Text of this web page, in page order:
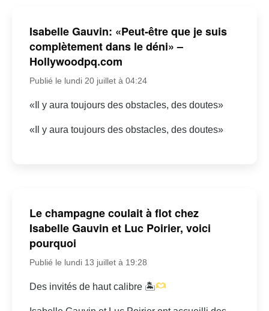
Isabelle Gauvin: «Peut-être que je suis
complètement dans le déni» –
Hollywoodpq.com
Publié le lundi 20 juillet à 04:24
«Il y aura toujours des obstacles, des doutes»
«Il y aura toujours des obstacles, des doutes»
Le champagne coulait à flot chez
Isabelle Gauvin et Luc Poirier, voici
pourquoi
Publié le lundi 13 juillet à 19:28
Des invités de haut calibre 🏝